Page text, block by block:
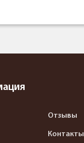
Отзывы
Контакты